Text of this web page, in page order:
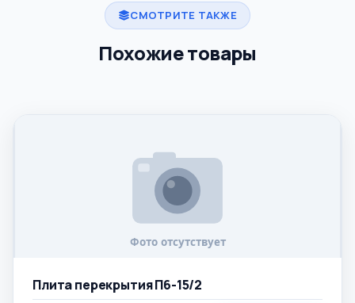
СМОТРИТЕ ТАКЖЕ
Похожие товары
Плита перекрытия П6-15/2